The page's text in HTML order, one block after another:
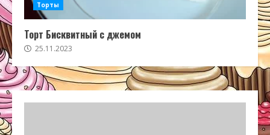
Торты
Торт Бисквитный с джемом
25.11.2023